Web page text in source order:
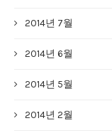
2014년 7월
2014년 6월
2014년 5월
2014년 2월